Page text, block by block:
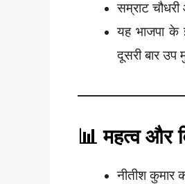
सम्राट
यह भाजपा के
दूसरी बार उप
📊 महत्व और
नीतीश कुमार